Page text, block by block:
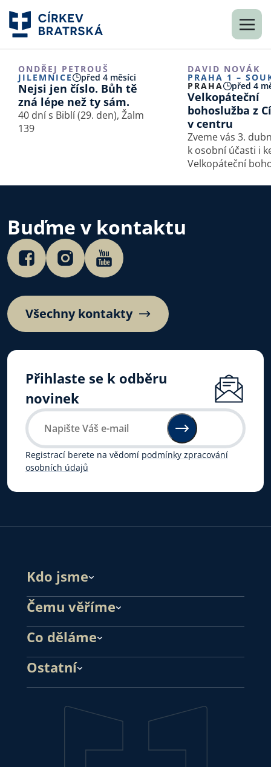
ONDŘEJ PETROUŠ
JILEMNICE před 4 měsíci
Nejsi jen číslo. Bůh tě
zná lépe než ty sám.
40 dní s Biblí (29. den), Žalm
139
DAVID NOVÁK
PRAHA 1 –
PRAHA před 4
Velkopáteční
bohoslužba z
v centru
Zveme vás 3.
k osobní účasti i
Velkopáteční
Buďme v kontaktu
Všechny kontakty
Přihlaste se k odběru
novinek
Registrací berete na vědomí podmínky zpracování
osobních údajů
Kdo jsme
Čemu věříme
Co děláme
Ostatní